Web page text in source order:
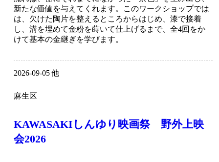
新たな価値を与えてくれます。このワークショップでは
は、欠けた陶片を整えるところからはじめ、漆で接着
し、溝を埋めて金粉を蒔いて仕上げるまで、全4回をか
けて基本の金継ぎを学びます。
2026-09-05 他
麻生区
KAWASAKIしんゆり映画祭 野外上映
会2026